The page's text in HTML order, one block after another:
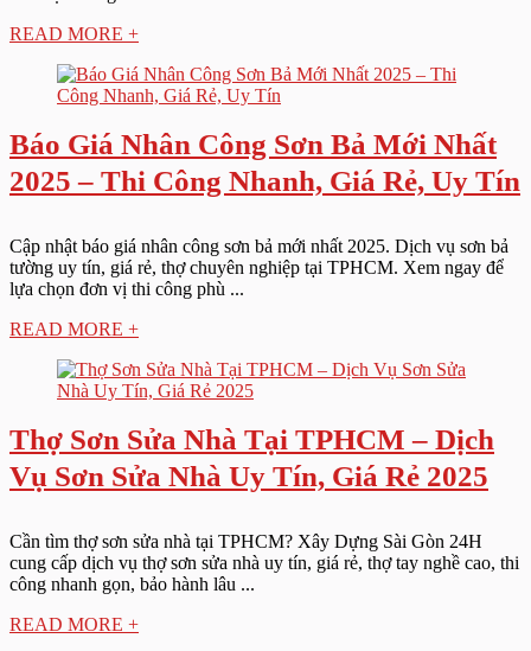
READ MORE +
Báo Giá Nhân Công Sơn Bả Mới Nhất
2025 – Thi Công Nhanh, Giá Rẻ, Uy Tín
Cập nhật báo giá nhân công sơn bả mới nhất 2025. Dịch vụ sơn bả
tường uy tín, giá rẻ, thợ chuyên nghiệp tại TPHCM. Xem ngay để
lựa chọn đơn vị thi công phù ...
READ MORE +
Thợ Sơn Sửa Nhà Tại TPHCM – Dịch
Vụ Sơn Sửa Nhà Uy Tín, Giá Rẻ 2025
Cần tìm thợ sơn sửa nhà tại TPHCM? Xây Dựng Sài Gòn 24H
cung cấp dịch vụ thợ sơn sửa nhà uy tín, giá rẻ, thợ tay nghề cao, thi
công nhanh gọn, bảo hành lâu ...
READ MORE +